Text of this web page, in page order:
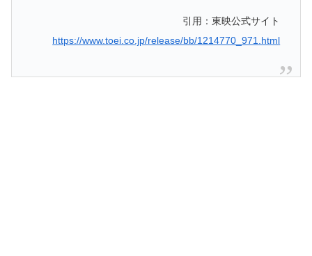
引用：東映公式サイト
https://www.toei.co.jp/release/bb/1214770_971.html